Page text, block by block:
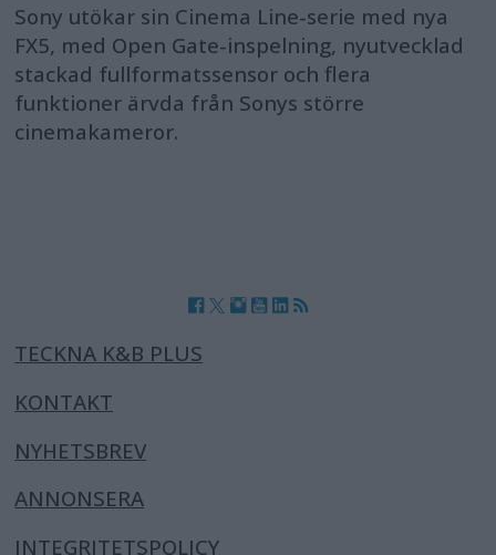
Sony utökar sin Cinema Line-serie med nya
FX5, med Open Gate-inspelning, nyutvecklad
stackad fullformatssensor och flera
funktioner ärvda från Sonys större
cinemakameror.
TECKNA K&B PLUS
KONTAKT
NYHETSBREV
ANNONSERA
INTEGRITETSPOLICY